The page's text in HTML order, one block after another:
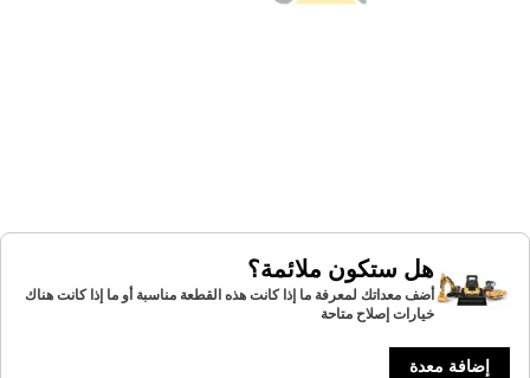
هل ستكون ملائمة؟
أضف معداتك لمعرفة ما إذا كانت هذه القطعة مناسبة أو ما إذا كانت هناك
خيارات إصلاح متاحة
إضافة معدة